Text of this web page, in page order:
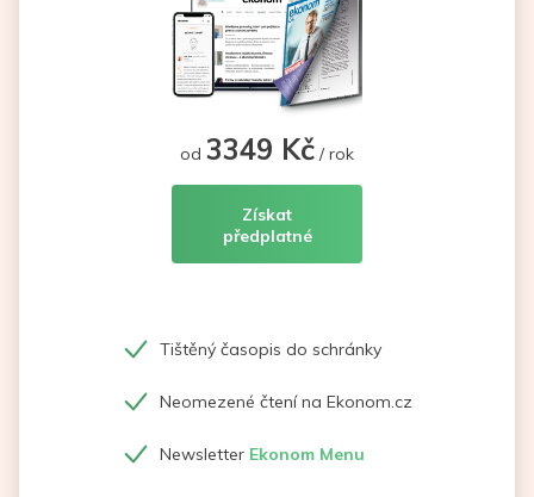
od 3349 Kč / rok
Získat
předplatné
Tištěný časopis do schránky
Neomezené čtení na Ekonom.cz
Newsletter Ekonom Menu